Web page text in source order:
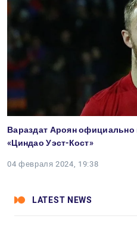
Вараздат Ароян
«Циндао Уэст-Кост»
04 февраля 2024, 19:38
LATEST NEWS